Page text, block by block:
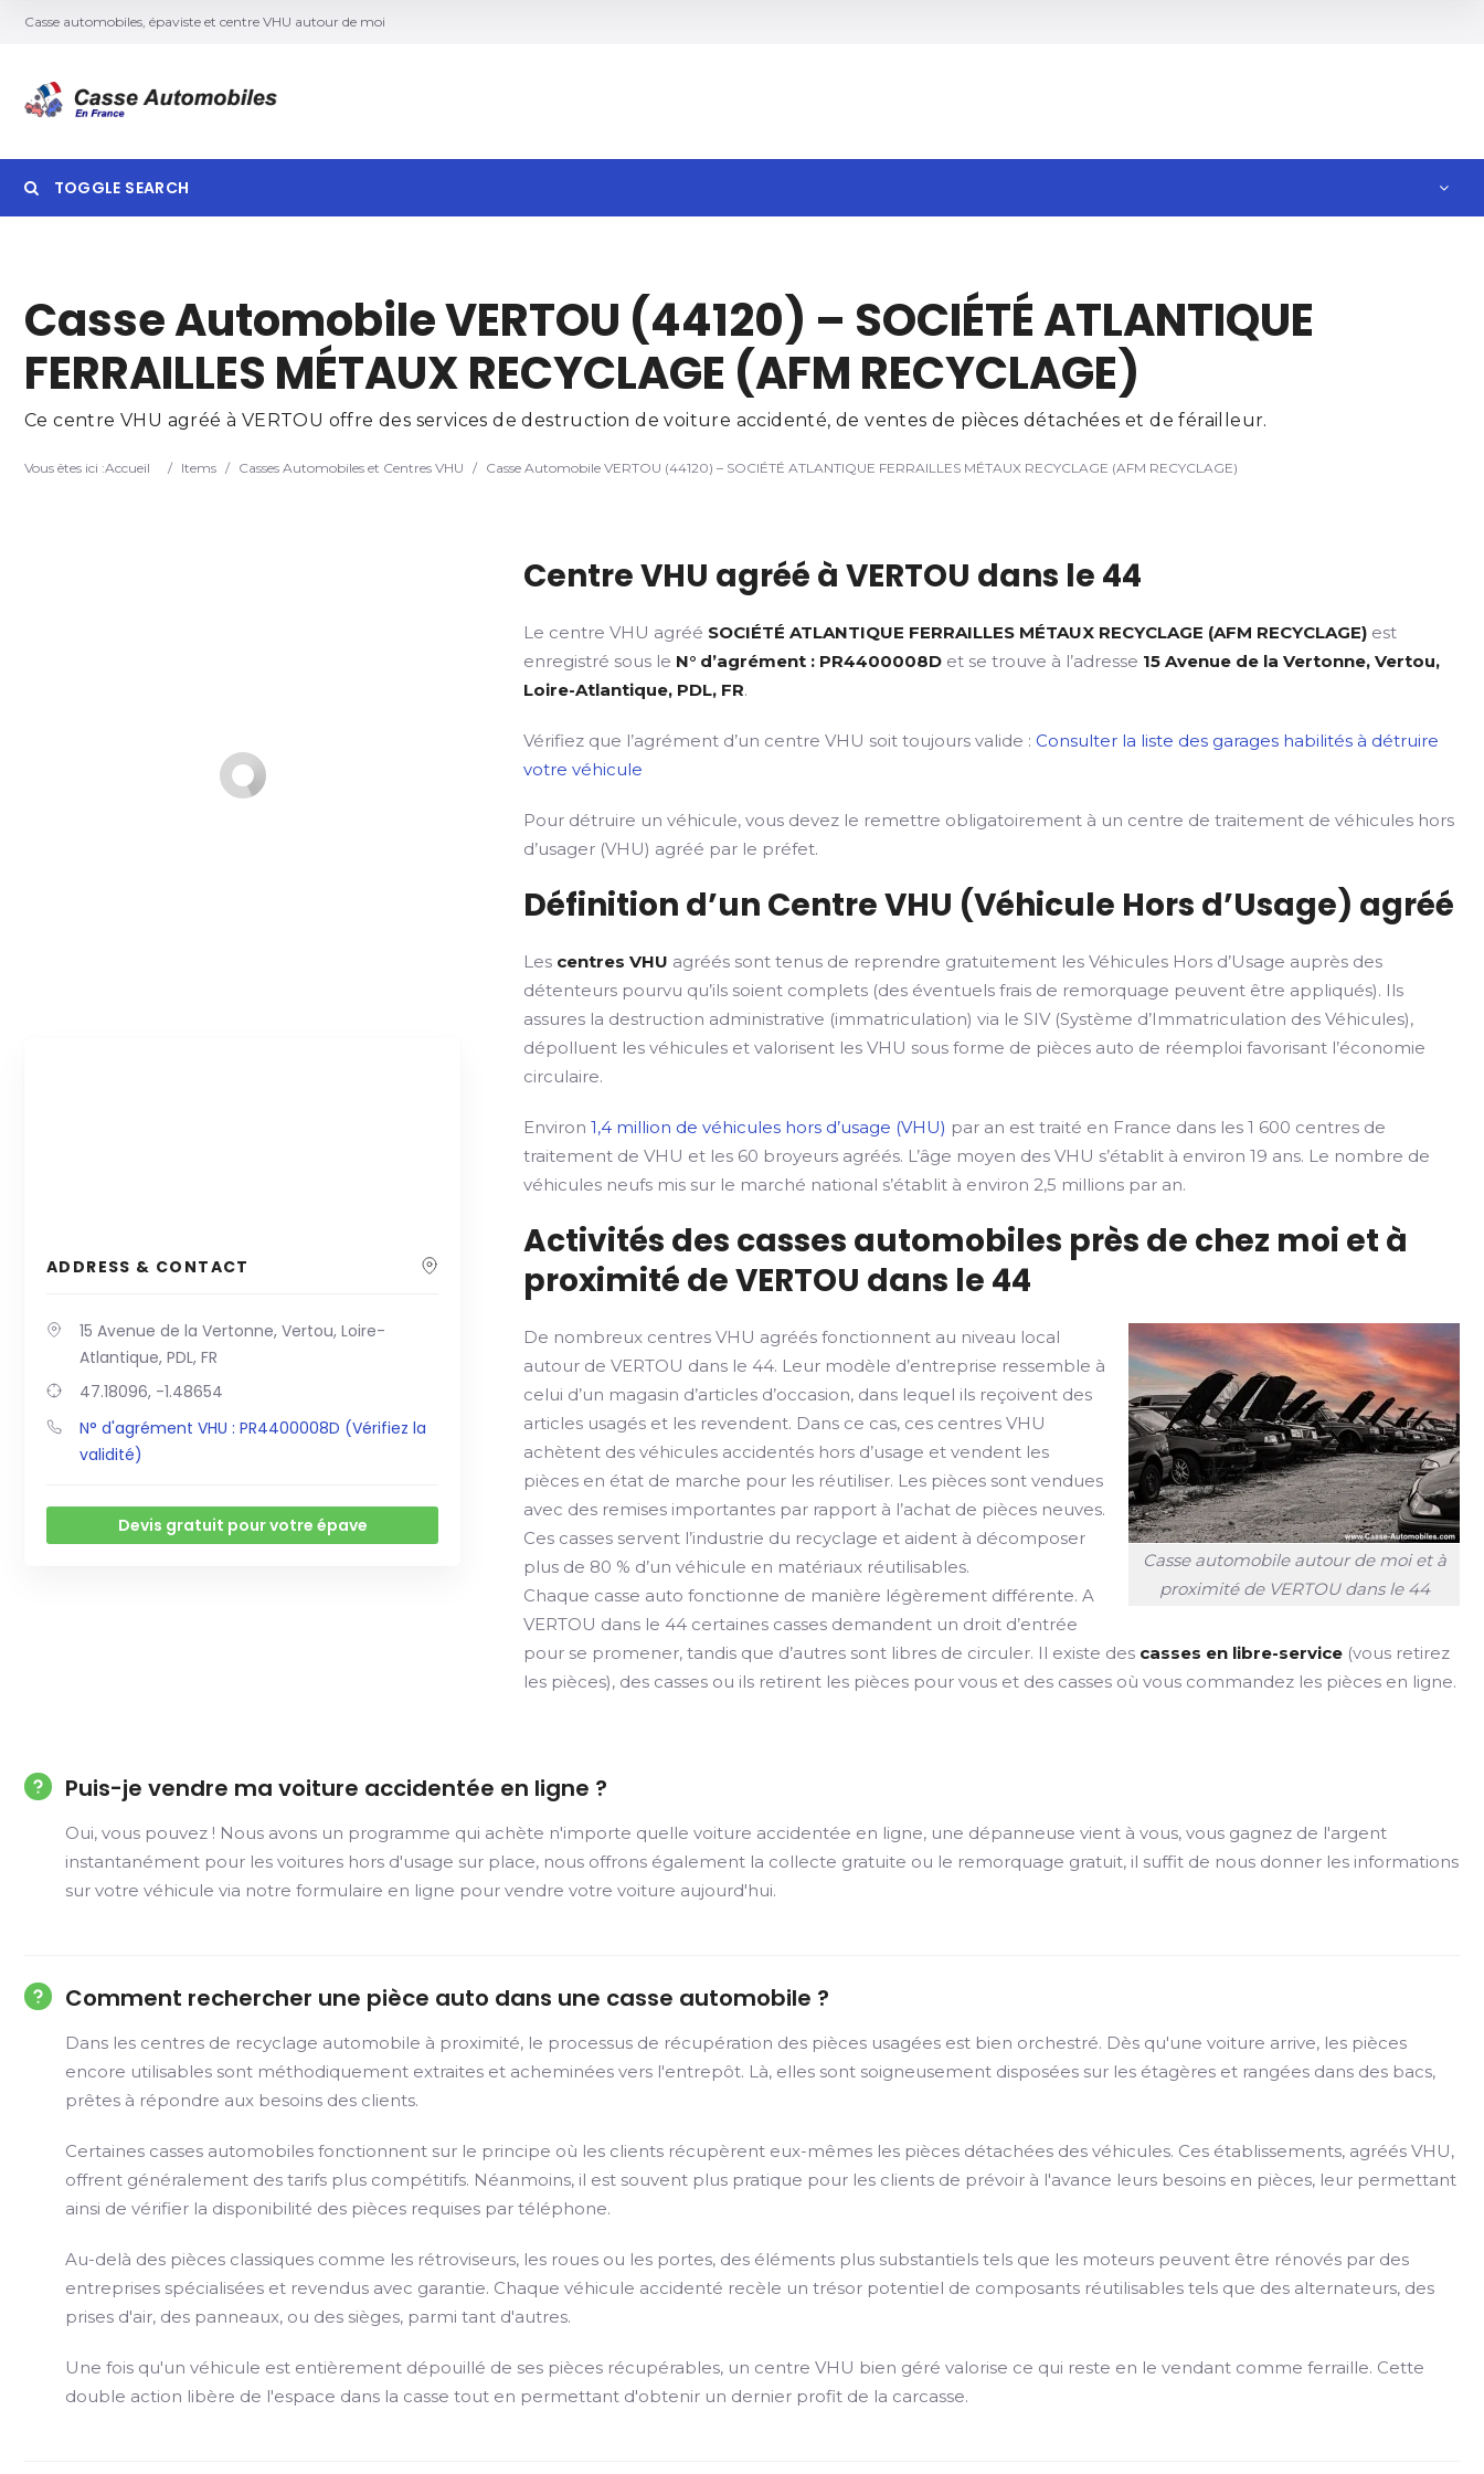
Casse automobiles, épaviste et centre VHU autour de moi
TOGGLE SEARCH
Search
Casse Automobile VERTOU (44120) – SOCIÉTÉ ATLANTIQUE
FERRAILLES MÉTAUX RECYCLAGE (AFM RECYCLAGE)
Ce centre VHU agréé à VERTOU offre des services de destruction de voiture accidenté, de ventes de pièces détachées et de férailleur.
Vous êtes ici :Accueil / Items / Casses Automobiles et Centres VHU / Casse Automobile VERTOU (44120) – SOCIÉTÉ ATLANTIQUE FERRAILLES MÉTAUX RECYCLAGE (AFM RECYCLAGE)
ADDRESS & CONTACT
15 Avenue de la Vertonne, Vertou, Loire-
Atlantique, PDL, FR
47.18096, -1.48654
N° d'agrément VHU : PR4400008D (Vérifiez la
validité)
Devis gratuit pour votre épave
Centre VHU agréé à VERTOU dans le 44
Le centre VHU agréé SOCIÉTÉ ATLANTIQUE FERRAILLES MÉTAUX RECYCLAGE (AFM RECYCLAGE) est
enregistré sous le N° d’agrément : PR4400008D et se trouve à l’adresse 15 Avenue de la Vertonne, Vertou,
Loire-Atlantique, PDL, FR.
Vérifiez que l’agrément d’un centre VHU soit toujours valide : Consulter la liste des garages habilités à détruire
votre véhicule
Pour détruire un véhicule, vous devez le remettre obligatoirement à un centre de traitement de véhicules hors
d’usager (VHU) agréé par le préfet.
Définition d’un Centre VHU (Véhicule Hors d’Usage) agréé
Les centres VHU agréés sont tenus de reprendre gratuitement les Véhicules Hors d’Usage auprès des
détenteurs pourvu qu’ils soient complets (des éventuels frais de remorquage peuvent être appliqués). Ils
assures la destruction administrative (immatriculation) via le SIV (Système d’Immatriculation des Véhicules),
dépolluent les véhicules et valorisent les VHU sous forme de pièces auto de réemploi favorisant l’économie
circulaire.
Environ1,4 million de véhicules hors d’usage (VHU) par an est traité en France dans les 1 600 centres de
traitement de VHU et les 60 broyeurs agréés. L’âge moyen des VHU s’établit à environ 19 ans. Le nombre de
véhicules neufs mis sur le marché national s’établit à environ 2,5 millions par an.
Activités des casses automobiles près de chez moi et à
proximité de VERTOU dans le 44
Casse automobile autour de moi et à
proximité de VERTOU dans le 44
De nombreux centres VHU agréés fonctionnent au niveau local
autour de VERTOU dans le 44. Leur modèle d’entreprise ressemble à
celui d’un magasin d’articles d’occasion, dans lequel ils reçoivent des
articles usagés et les revendent. Dans ce cas, ces centres VHU
achètent des véhicules accidentés hors d’usage et vendent les
pièces en état de marche pour les réutiliser. Les pièces sont vendues
avec des remises importantes par rapport à l’achat de pièces neuves.
Ces casses servent l’industrie du recyclage et aident à décomposer
plus de 80 % d’un véhicule en matériaux réutilisables.
Chaque casse auto fonctionne de manière légèrement différente. A
VERTOU dans le 44 certaines casses demandent un droit d’entrée
pour se promener, tandis que d’autres sont libres de circuler. Il existe des casses en libre-service (vous retirez
les pièces), des casses ou ils retirent les pièces pour vous et des casses où vous commandez les pièces en ligne.
Puis-je vendre ma voiture accidentée en ligne ?
Oui, vous pouvez ! Nous avons un programme qui achète n'importe quelle voiture accidentée en ligne, une dépanneuse vient à vous, vous gagnez de l'argent
instantanément pour les voitures hors d'usage sur place, nous offrons également la collecte gratuite ou le remorquage gratuit, il suffit de nous donner les informations
sur votre véhicule via notre formulaire en ligne pour vendre votre voiture aujourd'hui.
Comment rechercher une pièce auto dans une casse automobile ?
Dans les centres de recyclage automobile à proximité, le processus de récupération des pièces usagées est bien orchestré. Dès qu'une voiture arrive, les pièces
encore utilisables sont méthodiquement extraites et acheminées vers l'entrepôt. Là, elles sont soigneusement disposées sur les étagères et rangées dans des bacs,
prêtes à répondre aux besoins des clients.
Certaines casses automobiles fonctionnent sur le principe où les clients récupèrent eux-mêmes les pièces détachées des véhicules. Ces établissements, agréés VHU,
offrent généralement des tarifs plus compétitifs. Néanmoins, il est souvent plus pratique pour les clients de prévoir à l'avance leurs besoins en pièces, leur permettant
ainsi de vérifier la disponibilité des pièces requises par téléphone.
Au-delà des pièces classiques comme les rétroviseurs, les roues ou les portes, des éléments plus substantiels tels que les moteurs peuvent être rénovés par des
entreprises spécialisées et revendus avec garantie. Chaque véhicule accidenté recèle un trésor potentiel de composants réutilisables tels que des alternateurs, des
prises d'air, des panneaux, ou des sièges, parmi tant d'autres.
Une fois qu'un véhicule est entièrement dépouillé de ses pièces récupérables, un centre VHU bien géré valorise ce qui reste en le vendant comme ferraille. Cette
double action libère de l'espace dans la casse tout en permettant d'obtenir un dernier profit de la carcasse.